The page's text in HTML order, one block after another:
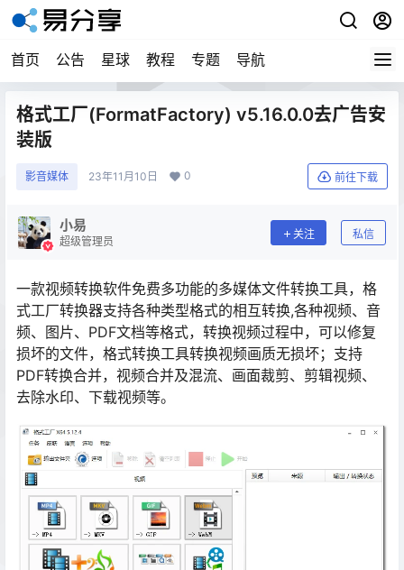
首页 公告 星球 教程 专题 导航
格式工厂(FormatFactory) v5.16.0.0去广告安
装版
影音媒体 23年11月10日 0 前往下载
小易
超级管理员
关注 私信
一款视频转换软件免费多功能的多媒体文件转换工具，格
式工厂转换器支持各种类型格式的相互转换,各种视频、音
频、图片、PDF文档等格式，转换视频过程中，可以修复
损坏的文件，格式转换工具转换视频画质无损坏；支持
PDF转换合并，视频合并及混流、画面裁剪、剪辑视频、
去除水印、下载视频等。